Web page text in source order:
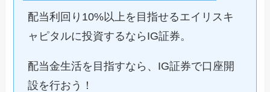
配当利回り10%以上を目指せるエイリスキ
ャピタルに投資するならIG証券。
配当金生活を目指すなら、IG証券で口座開
設を行おう！